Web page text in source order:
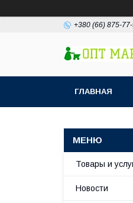
+380 (66) 875-
ГЛАВНАЯ
Товары и
Новости